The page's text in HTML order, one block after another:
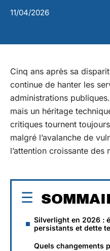
11/04/2026
Cinq ans après sa
continue de hanter les
administrations
mais un héritage
critiques tournent
malgré l’avalanche de
l’attention croissante des
Silverlight en 2026 :
persistants et dette
Quels changements